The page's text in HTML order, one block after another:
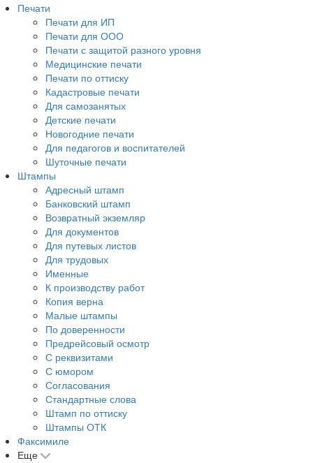
Печати
Печати для ИП
Печати для ООО
Печати с защитой разного уровня
Медицинские печати
Печати по оттиску
Кадастровые печати
Для самозанятых
Детские печати
Новогодние печати
Для педагогов и воспитателей
Шуточные печати
Штампы
Адресный штамп
Банковский штамп
Возвратный экземляр
Для документов
Для путевых листов
Для трудовых
Именные
К производству работ
Копия верна
Малые штампы
По доверенности
Предрейсовый осмотр
С реквизитами
С юмором
Согласования
Стандартные слова
Штамп по оттиску
Штампы ОТК
Факсимиле
Еще